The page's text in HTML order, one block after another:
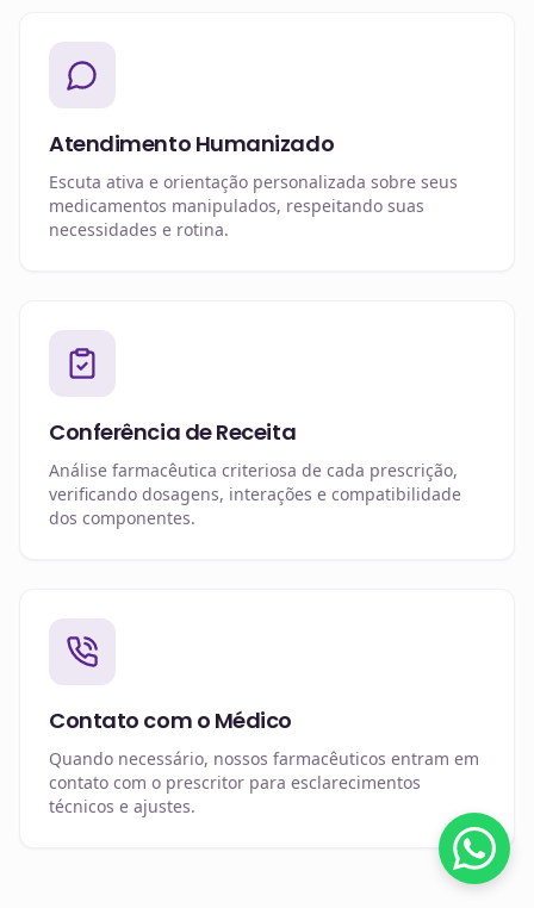
Atendimento Humanizado
Escuta ativa e orientação personalizada sobre seus
medicamentos manipulados, respeitando suas
necessidades e rotina.
Conferência de Receita
Análise farmacêutica criteriosa de cada prescrição,
verificando dosagens, interações e compatibilidade
dos componentes.
Contato com o Médico
Quando necessário, nossos farmacêuticos entram em
contato com o prescritor para esclarecimentos
técnicos e ajustes.